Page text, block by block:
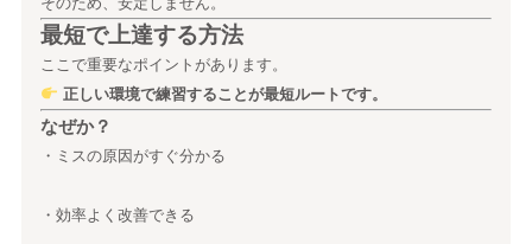
最短で上達する方法
ここで重要なポイントがあります。
正しい環境で練習することが最短ルートです。
なぜか？
・ミスの原因がすぐ分かる
・効率よく改善できる